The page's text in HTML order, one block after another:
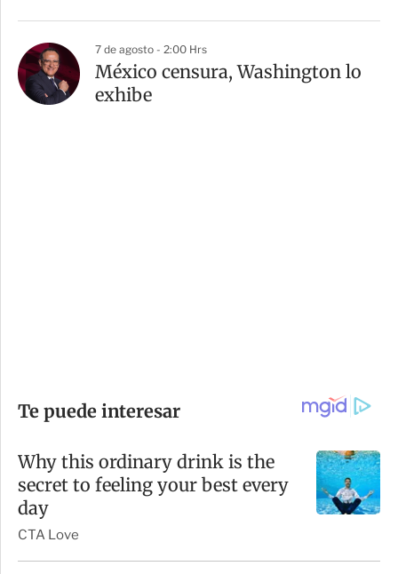
7 de agosto - 2:00 Hrs
México censura, Washington lo
exhibe